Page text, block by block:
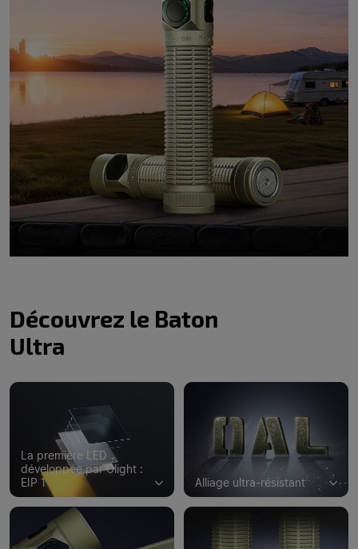
Découvrez le Baton
Ultra
La première LED
développée par Olight :
EIP 1
Alliage ultra-résistant